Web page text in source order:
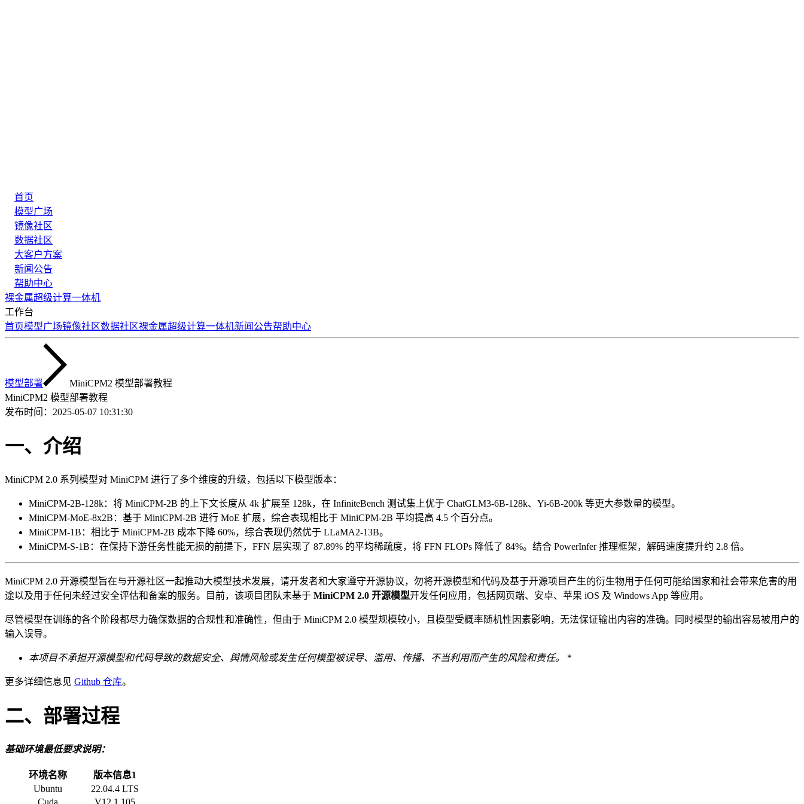
首页
模型广场
镜像社区
数据社区
大客户方案
新闻公告
帮助中心
裸金属超级计算一体机
工作台
首页模型广场镜像社区数据社区裸金属超级计算一体机新闻公告帮助中心
模型部署
MiniCPM2 模型部署教程
MiniCPM2 模型部署教程
发布时间： 2025-05-07 10:31:30
一、介绍
MiniCPM 2.0 系列模型对 MiniCPM 进行了多个维度的升级，包括以下模型版本：
MiniCPM-2B-128k：将 MiniCPM-2B 的上下文长度从 4k 扩展至 128k，在 InfiniteBench 测试集上优于 ChatGLM3-6B-128k、Yi-6B-200k 等更大参数量的模型。
MiniCPM-MoE-8x2B：基于 MiniCPM-2B 进行 MoE 扩展，综合表现相比于 MiniCPM-2B 平均提高 4.5 个百分点。
MiniCPM-1B：相比于 MiniCPM-2B 成本下降 60%，综合表现仍然优于 LLaMA2-13B。
MiniCPM-S-1B：在保持下游任务性能无损的前提下，FFN 层实现了 87.89% 的平均稀疏度，将 FFN FLOPs 降低了 84%。结合 PowerInfer 推理框架，解码速度提升约 2.8 倍。
MiniCPM 2.0 开源模型旨在与开源社区一起推动大模型技术发展，请开发者和大家遵守开源协议，勿将开源模型和代码及基于开源项目产生的衍生物用于任何可能给国家和社会带来危害的用
途以及用于任何未经过安全评估和备案的服务。目前，该项目团队未基于 MiniCPM 2.0 开源模型开发任何应用，包括网页端、安卓、苹果 iOS 及 Windows App 等应用。
尽管模型在训练的各个阶段都尽力确保数据的合规性和准确性，但由于 MiniCPM 2.0 模型规模较小，且模型受概率随机性因素影响，无法保证输出内容的准确。同时模型的输出容易被用户的
输入误导。
本项目不承担开源模型和代码导致的数据安全、舆情风险或发生任何模型被误导、滥用、传播、不当利用而产生的风险和责任。 *
更多详细信息见 Github 仓库。
二、部署过程
基础环境最低要求说明：
环境名称
版本信息1
Ubuntu
22.04.4 LTS
Cuda
V12.1.105